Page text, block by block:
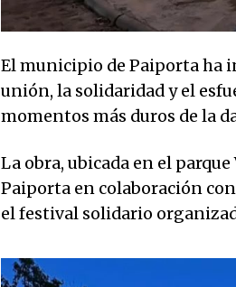
El municipio de Paiporta ha
unión, la solidaridad y el
momentos más duros de la
La obra, ubicada en el
Paiporta en colaboración
el festival solidario